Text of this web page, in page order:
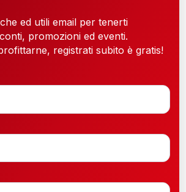
ed utili email per tenerti
promozioni ed eventi.
registrati subito è gratis!